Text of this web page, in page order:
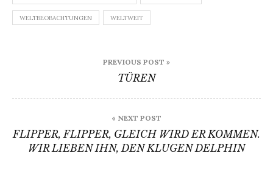
WELTBEOBACHTUNGEN WELTWEIT
PREVIOUS POST »
TÜREN
« NEXT POST
FLIPPER, FLIPPER, GLEICH WIRD ER KOMMEN.
WIR LIEBEN IHN, DEN KLUGEN DELPHIN